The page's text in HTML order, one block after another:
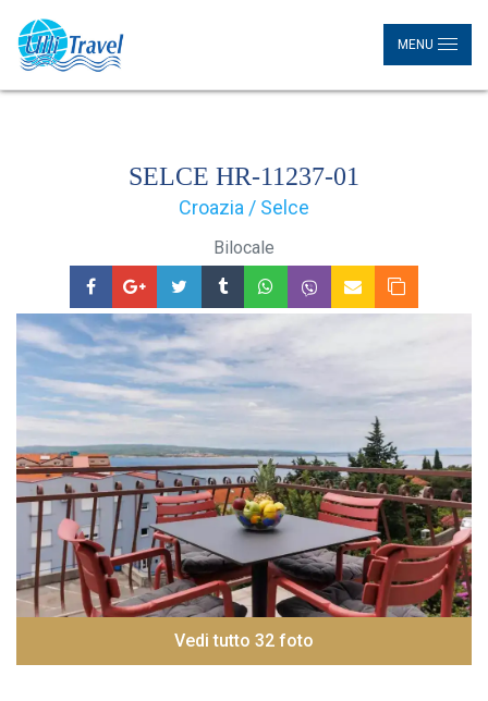
MENU
SELCE HR-11237-01
Croazia / Selce
Bilocale
Vedi tutto 32 foto